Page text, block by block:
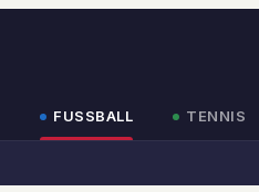
FUSSBALL TENNIS